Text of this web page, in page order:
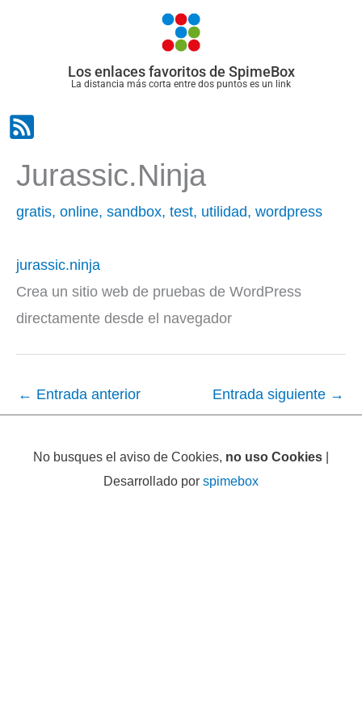
Los enlaces favoritos de SpimeBox
La distancia más corta entre dos puntos es un link
Jurassic.ninja
gratis, online, sandbox, test, utilidad, wordpress
jurassic.ninja
Crea un sitio web de pruebas de WordPress
directamente desde el navegador
← Entrada anterior Entrada siguiente →
No busques el aviso de Cookies, no uso Cookies |
Desarrollado por spimebox